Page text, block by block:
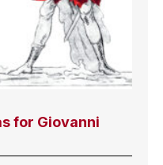
for Giovanni